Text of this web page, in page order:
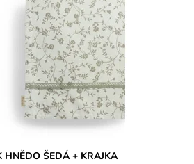
ŠEDÁ + KRAJKA